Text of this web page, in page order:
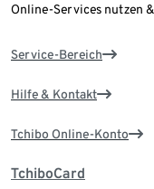
Online-Services nutzen
Service-Bereich
Hilfe & Kontakt
Tchibo Online-Konto
TchiboCard